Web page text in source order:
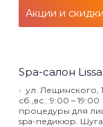
Акции и
Spa-cалон Lissa
ул. Лещинского, 1
сб.,вс.: 9:00 – 19:00
процедуры для
spa-педикюр.